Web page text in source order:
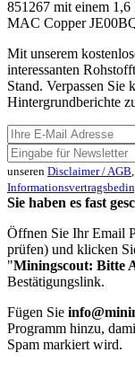
851267 mit einem
MAC Copper
Mit unserem
interessanten
Stand. Verpassen Sie
Hintergrundberichte
unseren Disclaimer / AGB
Sie haben es fast
Öffnen Sie Ihr Email
prüfen) und klicken
"Miningscout: Bitte
Bestätigungslink.
Fügen Sie
Programm hinzu,
Spam markiert wird.